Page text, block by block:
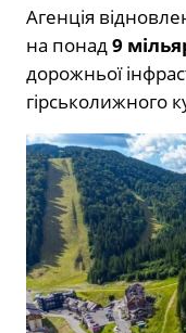
Агенція
на понад 9
дорожньої
гірськолижного